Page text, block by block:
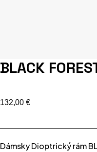
BLACK
132,00 €
Dámsky Dioptrický rám